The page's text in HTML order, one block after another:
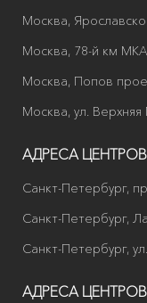
Москва,
Москва, 78-й км
Москва, Попов
Москва, ул.
АДРЕСА ЦЕНТРОВ
Санкт-Петербург,
Санкт-Петербург,
Санкт-Петербург,
АДРЕСА